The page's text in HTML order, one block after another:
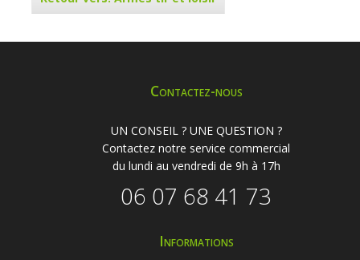
Contactez-nous
UN CONSEIL ? UNE QUESTION ?
Contactez notre service commercial
du lundi au vendredi de 9h à 17h
06 07 68 41 73
Informations